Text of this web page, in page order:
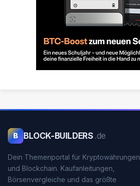
B BLOCK-BUILDERS .de
Dein Themenportal für Kryptowährungen
und Blockchain. Kaufanleitungen,
Börsenvergleiche und das größte